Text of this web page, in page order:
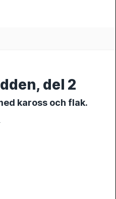
del 2
kaross och flak.